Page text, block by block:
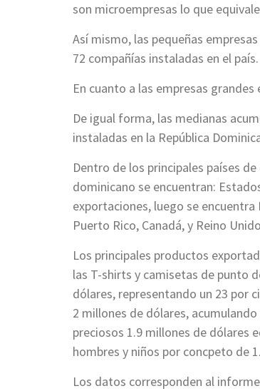
son microempresas lo que
Así mismo, las pequeñas
72 compañías instaladas en el país.
En cuanto a las empresas
De igual forma, las medianas
instaladas en la República
Dentro de los principales países
dominicano se encuentran:
exportaciones, luego se
Puerto Rico, Canadá, y Reino
Los principales productos
las T-shirts y camisetas de punto
dólares, representando un 23 por
2 millones de dólares,
preciosos 1.9 millones de dólares
hombres y niños por concpeto de
Los datos corresponden al